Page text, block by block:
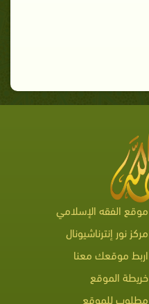
موقع الفقه الإسلامي
مركز نور إنترناشيونال
اربط موقعك معنا
خريطة الموقع
مطلوب للموقع